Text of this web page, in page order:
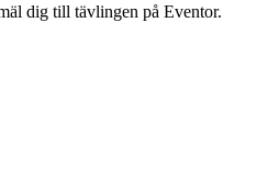
dig till tävlingen på Eventor.